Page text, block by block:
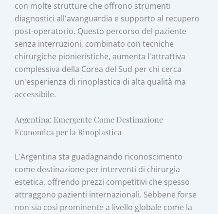
con molte strutture che offrono strumenti
diagnostici all'avanguardia e supporto al recupero
post-operatorio. Questo percorso del paziente
senza interruzioni, combinato con tecniche
chirurgiche pionieristiche, aumenta l'attrattiva
complessiva della Corea del Sud per chi cerca
un'esperienza di rinoplastica di alta qualità ma
accessibile.
Argentina: Emergente Come Destinazione
Economica per la Rinoplastica
L'Argentina sta guadagnando riconoscimento
come destinazione per interventi di chirurgia
estetica, offrendo prezzi competitivi che spesso
attraggono pazienti internazionali. Sebbene forse
non sia così prominente a livello globale come la